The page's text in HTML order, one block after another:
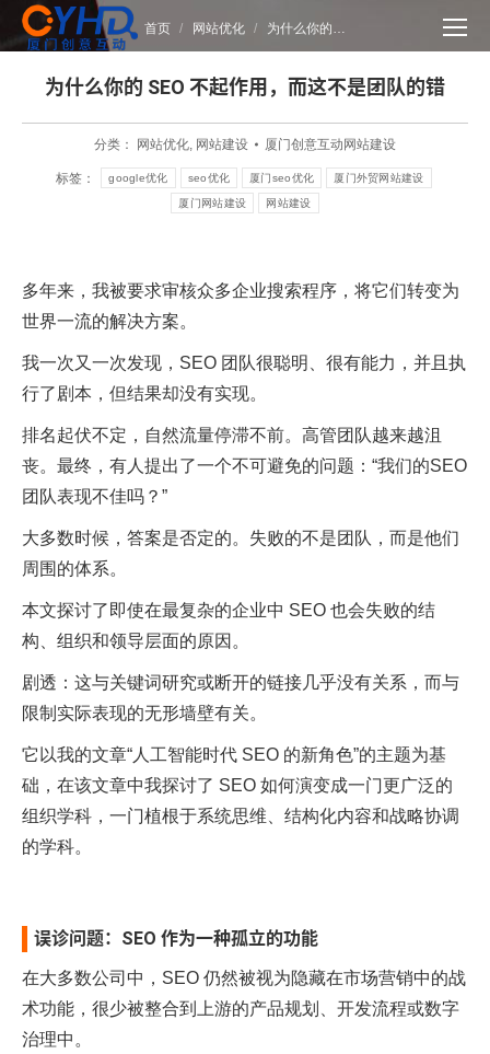
您在这里：
首页 网站优化 为什么你的…
为什么你的 SEO 不起作用，而这不是团队的错
分类： 网站优化, 网站建设 厦门创意互动网站建设
标签： google优化 seo优化 厦门seo优化 厦门外贸网站建设
厦门网站建设 网站建设
多年来，我被要求审核众多企业搜索程序，将它们转变为
世界一流的解决方案。
我一次又一次发现，SEO 团队很聪明、很有能力，并且执
行了剧本，但结果却没有实现。
排名起伏不定，自然流量停滞不前。高管团队越来越沮
丧。最终，有人提出了一个不可避免的问题：“我们的SEO
团队表现不佳吗？”
大多数时候，答案是否定的。失败的不是团队，而是他们
周围的体系。
本文探讨了即使在最复杂的企业中 SEO 也会失败的结
构、组织和领导层面的原因。
剧透：这与关键词研究或断开的链接几乎没有关系，而与
限制实际表现的无形墙壁有关。
它以我的文章“人工智能时代 SEO 的新角色”的主题为基
础，在该文章中我探讨了 SEO 如何演变成一门更广泛的
组织学科，一门植根于系统思维、结构化内容和战略协调
的学科。
误诊问题：SEO 作为一种孤立的功能
在大多数公司中，SEO 仍然被视为隐藏在市场营销中的战
术功能，很少被整合到上游的产品规划、开发流程或数字
治理中。